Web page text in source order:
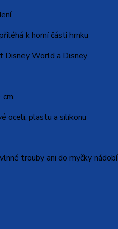
k horní části hrnku
World a Disney
oceli, plastu a silikonu
trouby ani do myčky nádobí